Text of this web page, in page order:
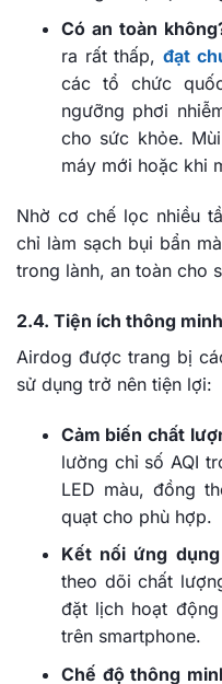
Có an toàn
ra rất thấp,đạt
các tổ chức
ngưỡng phơi
cho sức khỏe.
máy mới hoặc khi
Nhờ cơ chế lọc nhiều
chỉ làm sạch bụi bẩn
trong lành, an toàn cho
2.4. Tiện ích thông
Airdog được trang bị
sử dụng trở nên tiện lợi:
Cảm biến chất
lường chỉ số AQI
LED màu, đồng
quạt cho phù hợp.
Kết nối ứng
theo dõi chất
đặt lịch hoạt
trên smartphone.
Chế độ thông